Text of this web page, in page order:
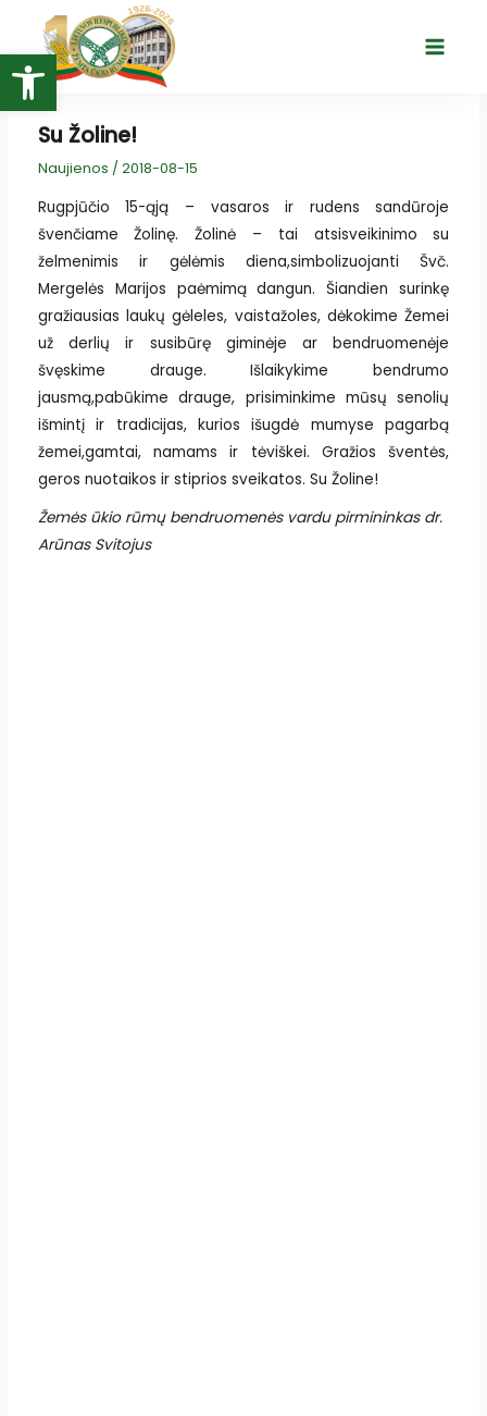
Open toolbar
turinio
Main
Su Žoline!
Naujienos / 2018-08-15
Rugpjūčio 15-ąją – vasaros ir rudens sandūroje
švenčiame Žolinę. Žolinė – tai atsisveikinimo su
želmenimis ir gėlėmis diena,simbolizuojanti Švč.
Mergelės Marijos paėmimą dangun. Šiandien surinkę
gražiausias laukų gėleles, vaistažoles, dėkokime Žemei
už derlių ir susibūrę giminėje ar bendruomenėje
švęskime drauge. Išlaikykime bendrumo
jausmą,pabūkime drauge, prisiminkime mūsų senolių
išmintį ir tradicijas, kurios išugdė mumyse pagarbą
žemei,gamtai, namams ir tėviškei. Gražios šventės,
geros nuotaikos ir stiprios sveikatos. Su Žoline!
Žemės ūkio rūmų bendruomenės vardu pirmininkas dr.
Arūnas Svitojus